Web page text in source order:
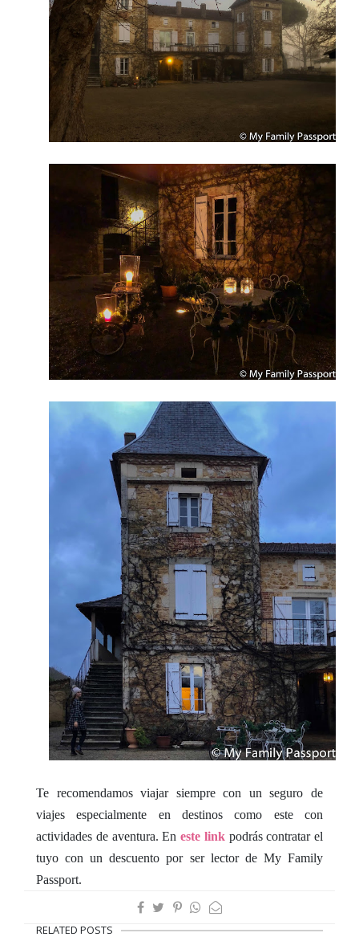
Te recomendamos viajar siempre con un seguro de
viajes especialmente en destinos como este con
actividades de aventura. En este linkpodrás contratar el
tuyo con un descuento por ser lector de My Family
Passport.
RELATED POSTS